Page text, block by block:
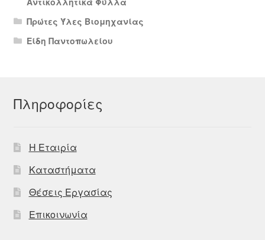
Πρώτες Ύλες Βιομηχανίας
Είδη Παντοπωλείου
Πληροφορίες
Η Εταιρία
Καταστήματα
Θέσεις Εργασίας
Επικοινωνία